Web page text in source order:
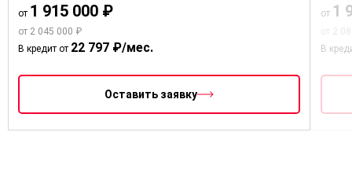
от 1 915 000 ₽
от 2 045 000 ₽
В кредит от 22 797 ₽/мес.
Оставить заявку
от 1
В